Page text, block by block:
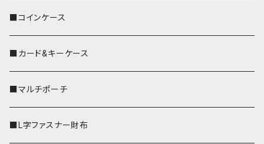
■コインケース
■カード&キーケース
■マルチポーチ
■L字ファスナー財布